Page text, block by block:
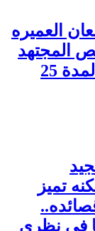
العميره
المجتهد
.ثم ترجل بعد خدمته في التعليم لمدة 25
تميز
في نظري